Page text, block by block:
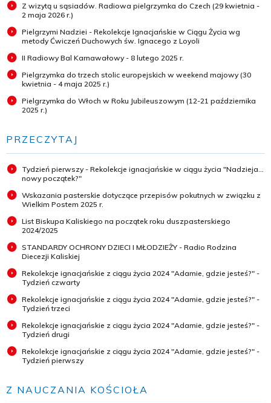
Z wizytą u sąsiadów. Radiowa pielgrzymka do Czech (29 kwietnia -
2 maja 2026 r.)
Pielgrzymi Nadziei - Rekolekcje Ignacjańskie w Ciągu Życia wg
metody Ćwiczeń Duchowych św. Ignacego z Loyoli
II Radiowy Bal Karnawałowy - 8 lutego 2025 r.
Pielgrzymka do trzech stolic europejskich w weekend majowy (30
kwietnia - 4 maja 2025 r.)
Pielgrzymka do Włoch w Roku Jubileuszowym (12-21 października
2025 r.)
PRZECZYTAJ
Tydzień pierwszy - Rekolekcje ignacjańskie w ciągu życia "Nadzieja...
nowy początek?"
Wskazania pasterskie dotyczące przepisów pokutnych w związku z
Wielkim Postem 2025 r.
List Biskupa Kaliskiego na początek roku duszpasterskiego
2024/2025
STANDARDY OCHRONY DZIECI I MŁODZIEŻY - Radio Rodzina
Diecezji Kaliskiej
Rekolekcje ignacjańskie z ciągu życia 2024 "Adamie, gdzie jesteś?" -
Tydzień czwarty
Rekolekcje ignacjańskie z ciągu życia 2024 "Adamie, gdzie jesteś?" -
Tydzień trzeci
Rekolekcje ignacjańskie z ciągu życia 2024 "Adamie, gdzie jesteś?" -
Tydzień drugi
Rekolekcje ignacjańskie z ciągu życia 2024 "Adamie, gdzie jesteś?" -
Tydzień pierwszy
Z NAUCZANIA KOŚCIOŁA